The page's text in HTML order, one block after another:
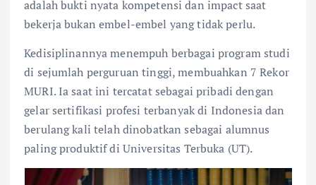
adalah bukti nyata kompetensi dan impact saat
bekerja bukan embel-embel yang tidak perlu.
Kedisiplinannya menempuh berbagai program studi
di sejumlah perguruan tinggi, membuahkan 7 Rekor
MURI. Ia saat ini tercatat sebagai pribadi dengan
gelar sertifikasi profesi terbanyak di Indonesia dan
berulang kali telah dinobatkan sebagai alumnus
paling produktif di Universitas Terbuka (UT).